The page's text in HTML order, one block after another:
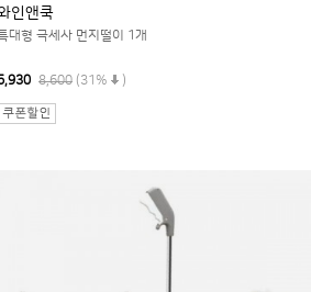
인앤쿡
대형 극세사 먼지떨이 1개
8,600 (31% )